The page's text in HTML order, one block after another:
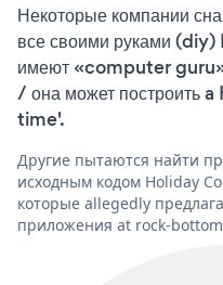
Некоторые компании
все своими руками
имеют «computer guru»,
/ она может построить
time'.
Другие пытаются найти
исходным кодом Holiday
которые allegedly
приложения at rock-